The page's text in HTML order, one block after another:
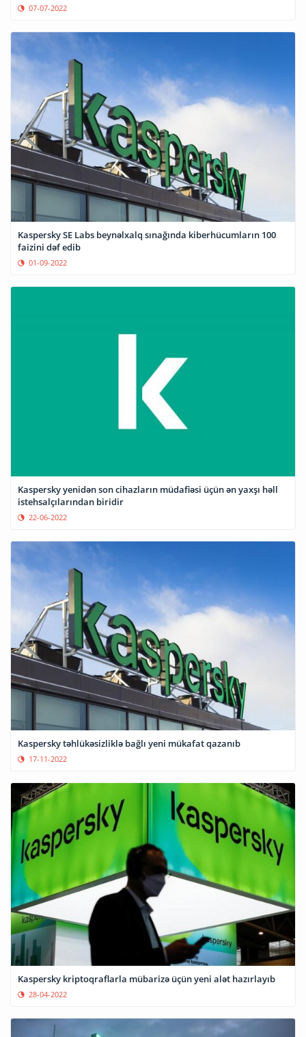
07-07-2022
Kaspersky SE Labs beynəlxalq sınağında kiberhücumların 100
faizini dəf edib
01-09-2022
Kaspersky yenidən son cihazların müdafiəsi üçün ən yaxşı həll
istehsalçılarından biridir
22-06-2022
Kaspersky təhlükəsizliklə bağlı yeni mükafat qazanıb
17-11-2022
Kaspersky kriptoqraflarla mübarizə üçün yeni alət hazırlayıb
28-04-2022